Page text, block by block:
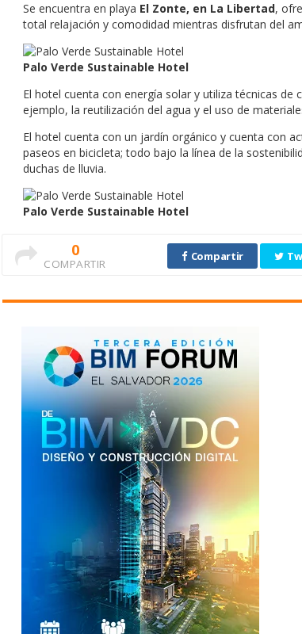
Se encuentra en playa El Zonte, en La Libertad,
total relajación y comodidad mientras disfrutan del
Palo Verde Sustainable Hotel
El hotel cuenta con energía solar y utiliza técnicas
ejemplo, la reutilización del agua y el uso de
El hotel cuenta con un jardín orgánico y cuenta con
paseos en bicicleta; todo bajo la línea de la
duchas de lluvia.
Palo Verde Sustainable Hotel
0
COMPARTIR
Compartir